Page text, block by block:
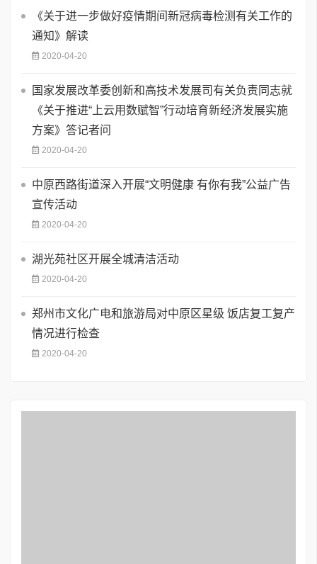
《关于进一步做好疫情期间新冠病毒检测有关工作的
通知》解读
2020-04-20
国家发展改革委创新和高技术发展司有关负责同志就
《关于推进“上云用数赋智”行动培育新经济发展实施
方案》答记者问
2020-04-20
中原西路街道深入开展“文明健康 有你有我”公益广告
宣传活动
2020-04-20
湖光苑社区开展全城清洁活动
2020-04-20
郑州市文化广电和旅游局对中原区星级 饭店复工复产
情况进行检查
2020-04-20